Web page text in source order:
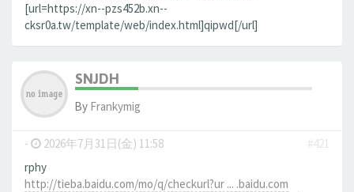
[url=https://xn--pzs452b.xn--
cksr0a.tw/template/web/index.html]qipwd[/url]
SNJDH
By Frankymig
- 2026年7月31日(金) 11:58
#421
rphy
http://tieba.baidu.com/mo/q/checkurl?ur ... .baidu.com